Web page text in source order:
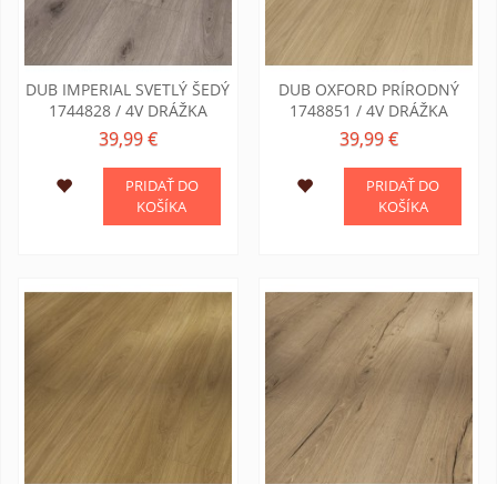
DUB IMPERIAL SVETLÝ ŠEDÝ
1744828 / 4V DRÁŽKA
39,99 €
PRIDAŤ DO
KOŠÍKA
DUB OXFORD PRÍRODNÝ
1748851 / 4V DRÁŽKA
39,99 €
PRIDAŤ DO
KOŠÍKA